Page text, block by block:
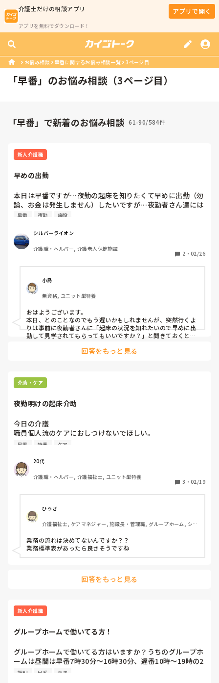
介護士だけの相談アプリ
アプリを無料でダウンロード！
アプリで開く
お悩み相談 早番に関するお悩み相談一覧 3ページ目
「早番」のお悩み相談（3ページ目）
「早番」で新着のお悩み相談 61-90/584件
新人介護職
早めの出勤
本日は早番ですが…夜勤の起床を知りたくて早めに出勤（勿
論、お金は発生しません）したいですが…夜勤者さん達には
迷惑でしょうか？
早番 夜勤 施設
シルバーライオン
介護職・ヘルパー, 介護老人保健施設
2 ・ 02/26
小鳥
無資格, ユニット型特養
おはようございます。
本日、とのことなのでもう遅いかもしれませんが、突然行くよ
りは事前に夜勤者さんに「起床の状況を知れたいので早めに出
勤して見学されてもらってもいいですか？」と聞きておくとい
私だったらぜんぜん迷惑ではないですが、突然来られると驚い
回答をもっと見る
介助・ケア
夜勤明けの起床介助
今日の介護
職員個人流のケアにおしつけないでほしい。
夜勤者が朝、起こす人、早番が起こす人決めてくれていれ
は、こうしなきゃ、あーしなきゃになって訳わかなくなる。
ケアの統一がなってないと、夜勤でしか、そのユニットに関
わらない職員からしたら困るんだよね。
早番 特養 ケア
20代
介護職・ヘルパー, 介護福祉士, ユニット型特養
3 ・ 02/19
ひろき
介護福祉士, ケアマネジャー, 施設長・管理職, グループホーム, ショ
業務の流れは決めてないんですか？？
業務標準表があったら良さそうですね
回答をもっと見る
新人介護職
グループホームで働いてる方！
グループホームで働いてる方はいますか？うちのグループホ
ームは昼間は早番7時30分〜16時30分、遅番10時〜19時の2
人で業務回しています。午前中は早番がフロアを見ながら、
調理 早番 食事